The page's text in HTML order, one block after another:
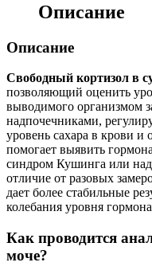
Описание
Описание
Свободный кортизол в
позволяющий оценить
выводимого организмом
надпочечниками,
уровень сахара в крови и
помогает выявить
синдром Кушинга или
отличие от разовых
дает более стабильные
колебания уровня
Как проводится
моче?